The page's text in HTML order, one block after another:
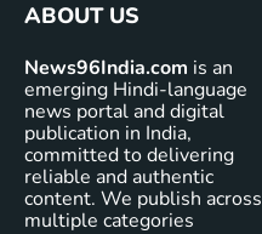
ABOUT US
News96India.com is an
emerging Hindi-language
news portal and digital
publication in India,
committed to delivering
reliable and authentic
content. We publish across
multiple categories